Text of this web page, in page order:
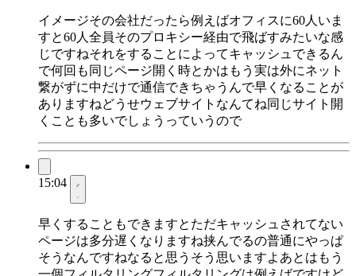
イメージその会社だったら例えばオフィスに60人いま
すと60人全員そのプロキシー経由で飛ばすみたいな感
じですねそれをすることによってキャッシュできるん
で何回も同じページ開く時とかはもう実は外にネット
繋がずに中だけで通信できちゃうんで早くなることが
ありますねどうせウェブサイトなんてね同じサイト開
くことも多いでしょうっていうので
15:04
早くすることもできますとただキャッシュされてない
ページは多分遅くなりますね挟んでるの普通にやっぱ
そうなんですねなると思うそう思いますよあとはもう